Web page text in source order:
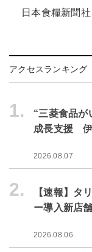
日本食糧新聞社
アクセスランキング
1.
“三菱食品
成長支援 伊
2026.08.07
2.
【速報】タ
ー導入新店
2026.08.06